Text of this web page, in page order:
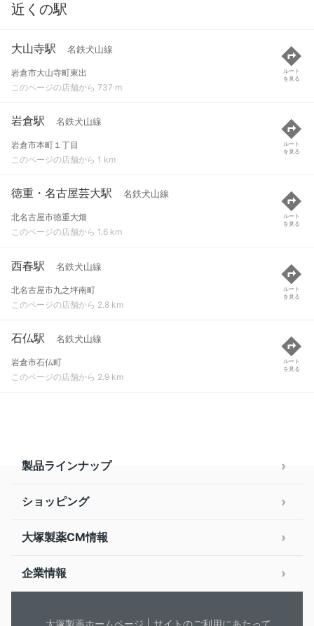
近くの駅
大山寺駅 名鉄犬山線
岩倉市大山寺町東出
このページの店舗から 737 m
ルート
を見る
岩倉駅 名鉄犬山線
岩倉市本町１丁目
このページの店舗から 1 km
ルート
を見る
徳重・名古屋芸大駅 名鉄犬山線
北名古屋市徳重大畑
このページの店舗から 1.6 km
ルート
を見る
西春駅 名鉄犬山線
北名古屋市九之坪南町
このページの店舗から 2.8 km
ルート
を見る
石仏駅 名鉄犬山線
岩倉市石仏町
このページの店舗から 2.9 km
ルート
を見る
製品ラインナップ
ショッピング
大塚製薬CM情報
企業情報